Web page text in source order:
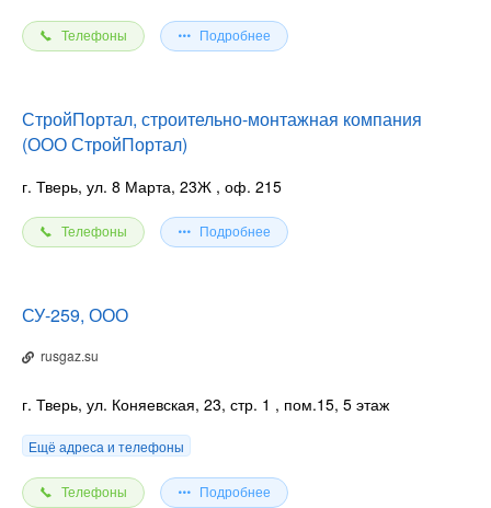
Телефоны Подробнее
СтройПортал, строительно-монтажная компания
(ООО СтройПортал)
г. Тверь, ул. 8 Марта, 23Ж , оф. 215
Телефоны Подробнее
СУ-259, ООО
rusgaz.su
г. Тверь, ул. Коняевская, 23, стр. 1 , пом.15, 5 этаж
Ещё адреса и телефоны
Телефоны Подробнее